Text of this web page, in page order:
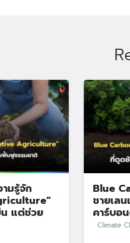
มรู้จัก
น แต่ช่วย
Blue
ชายเล
คาร์บอ
Climate